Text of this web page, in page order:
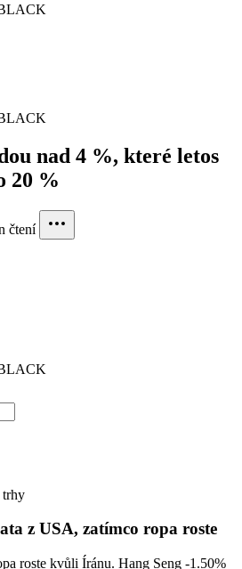
nad 4 %, které letos
20 %
čtení
trhy
z USA, zatímco ropa roste
roste kvůli Íránu. Hang Seng -1.50%